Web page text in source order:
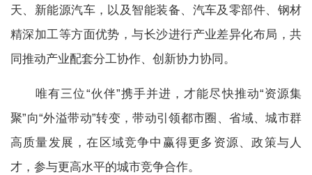
天、新能源汽车，以及智能装备、汽车及零部件、钢材
精深加工等方面优势，与长沙进行产业差异化布局，共
同推动产业配套分工协作、创新协力协同。
唯有三位“伙伴”携手并进，才能尽快推动“资源集
聚”向“外溢带动”转变，带动引领都市圈、省域、城市群
高质量发展，在区域竞争中赢得更多资源、政策与人
才，参与更高水平的城市竞争合作。